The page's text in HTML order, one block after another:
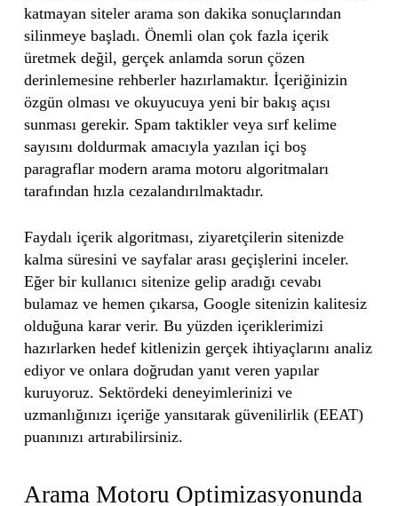
katmayan siteler arama son dakika sonuçlarından
silinmeye başladı. Önemli olan çok fazla içerik
üretmek değil, gerçek anlamda sorun çözen
derinlemesine rehberler hazırlamaktır. İçeriğinizin
özgün olması ve okuyucuya yeni bir bakış açısı
sunması gerekir. Spam taktikler veya sırf kelime
sayısını doldurmak amacıyla yazılan içi boş
paragraflar modern arama motoru algoritmaları
tarafından hızla cezalandırılmaktadır.
Faydalı içerik algoritması, ziyaretçilerin sitenizde
kalma süresini ve sayfalar arası geçişlerini inceler.
Eğer bir kullanıcı sitenize gelip aradığı cevabı
bulamaz ve hemen çıkarsa, Google sitenizin kalitesiz
olduğuna karar verir. Bu yüzden içeriklerimizi
hazırlarken hedef kitlenizin gerçek ihtiyaçlarını analiz
ediyor ve onlara doğrudan yanıt veren yapılar
kuruyoruz. Sektördeki deneyimlerinizi ve
uzmanlığınızı içeriğe yansıtarak güvenilirlik (EEAT)
puanınızı artırabilirsiniz.
Arama Motoru Optimizasyonunda